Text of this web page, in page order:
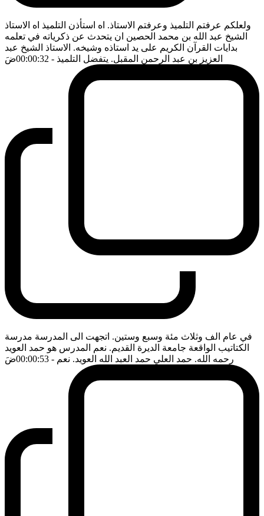
ولعلكم عرفتم التلميذ وعرفتم الاستاذ. اه استأذن التلميذ اه الاستاذ
الشيخ عبد الله بن محمد الحصين ان يتحدث عن ذكرياته في تعلمه
بدايات القرآن الكريم على يد استاذه وشيخه. الاستاذ الشيخ عبد
العزيز بن عبد الرحمن المقبل. يتفضل التلميذ - 00:00:32 ضَ
في عام الف وثلاث مئة وسبع وستين. اتجهت الى المدرسة مدرسة
الكتاتيب الواقعة جامعة الديرة القديم. نعم المدرس هو حمد العويد
رحمه الله. حمد العلي حمد العبد الله العويد. نعم - 00:00:53 ضَ